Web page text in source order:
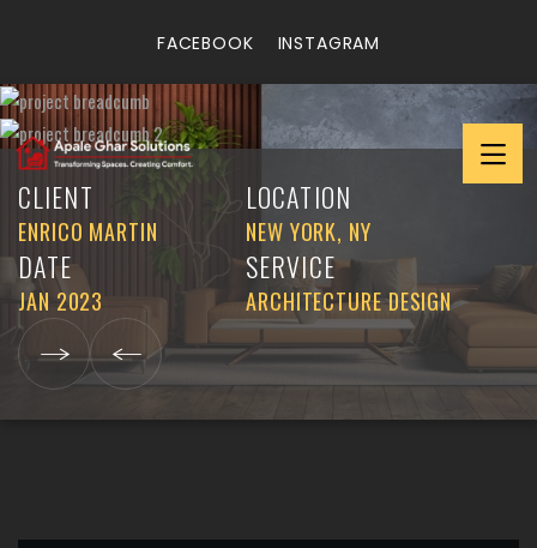
FACEBOOK INSTAGRAM
CLIENT
ENRICO MARTIN
LOCATION
NEW YORK, NY
DATE
JAN 2023
SERVICE
ARCHITECTURE DESIGN